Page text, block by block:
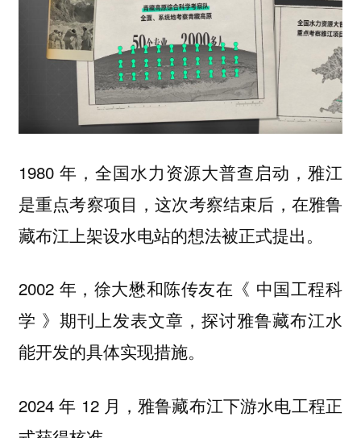
1980 年，全国水力资源大普查启动，雅江
是重点考察项目，这次考察结束后，在雅鲁
藏布江上架设水电站的想法被正式提出。
2002 年，徐大懋和陈传友在《 中国工程科
学 》期刊上发表文章，探讨雅鲁藏布江水
能开发的具体实现措施。
2024 年 12 月，雅鲁藏布江下游水电工程正